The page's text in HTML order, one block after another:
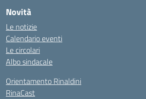
Novità
Le notizie
Calendario eventi
Le circolari
Albo sindacale
Orientamento Rinaldini
RinaCast